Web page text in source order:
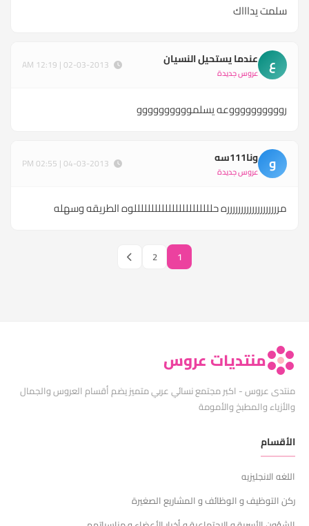
سلمت يداااك
ع عندما يستحيل النسيان
عروس جديدة
رووووووووووعه يسلموووووووووو
و ونا111سه
عروس جديدة
مررررررررررررررررررره حلللللللللللللللللللللللوه الطريقه وسهله
1
2
منتديات عروس
منتدى عروس - اكبر مجتمع نسائي عربي متميز يضم أقسام العروس والجمال
والأزياء والمطبخ والأمومة
الأقسام
اللغه الانجليزيه
ركن التوظيف و الوظائف و المشاريع الصغيرة